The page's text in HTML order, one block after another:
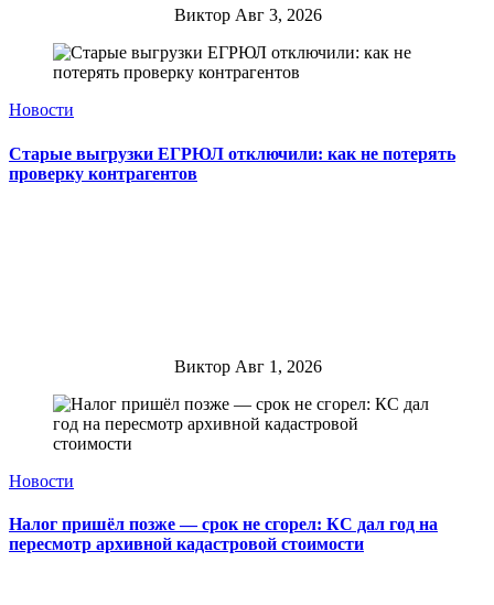
Виктор Авг 3, 2026
Новости
Старые выгрузки ЕГРЮЛ отключили: как не потерять
проверку контрагентов
Виктор Авг 1, 2026
Новости
Налог пришёл позже — срок не сгорел: КС дал год на
пересмотр архивной кадастровой стоимости